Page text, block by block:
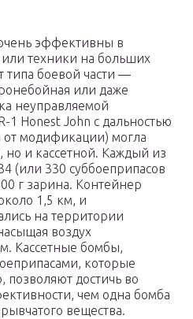
эффективны в
техники на больших
типа боевой части —
или даже
неуправляемой
1 Honest John с дальностью
от модификации) могла
но и кассетной. Каждый из
(или 330 суббоеприпасов
г зарина. Контейнер
1,5 км, и
на территории
воздух
Кассетные бомбы,
которые
позволяют достичь во
чем одна бомба
вещества.